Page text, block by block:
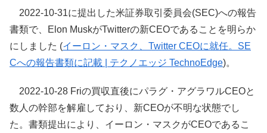
2022-10-31に提出した米証券取引委員会(SEC)への報告
書類で、Elon MuskがTwitterの新CEOであることを明らか
にしました (イーロン・マスク、Twitter CEOに就任。SE
Cへの報告書類に記載 | テクノエッジ TechnoEdge)。
2022-10-28 Friの買収直後にパラグ・アグラワルCEOと
数人の幹部を解雇しており、新CEOが不明な状態でし
た。書類提出により、イーロン・マスクがCEOであるこ